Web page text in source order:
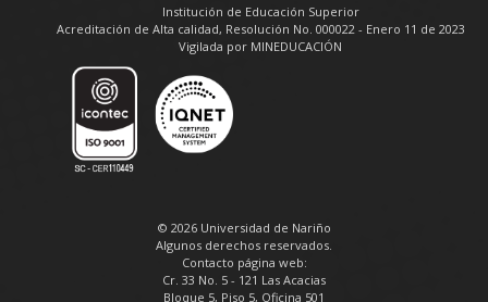
Institución de Educación Superior
Acreditación de Alta calidad, Resolución No. 000022 - Enero 11 de 2023
Vigilada por MINEDUCACIÓN
© 2026 Universidad de Nariño
Algunos derechos reservados.
Contacto página web:
Cr. 33 No. 5 - 121 Las Acacias
Bloque 5, Piso 5, Oficina 501